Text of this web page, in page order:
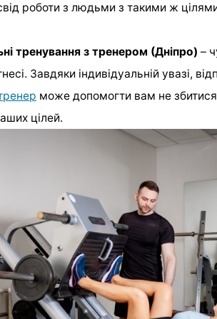
роботи з людьми з такими ж
тренування з тренером (Дніпро) –
Завдяки індивідуальній увазі,
може допомогти вам не збитися
цілей.